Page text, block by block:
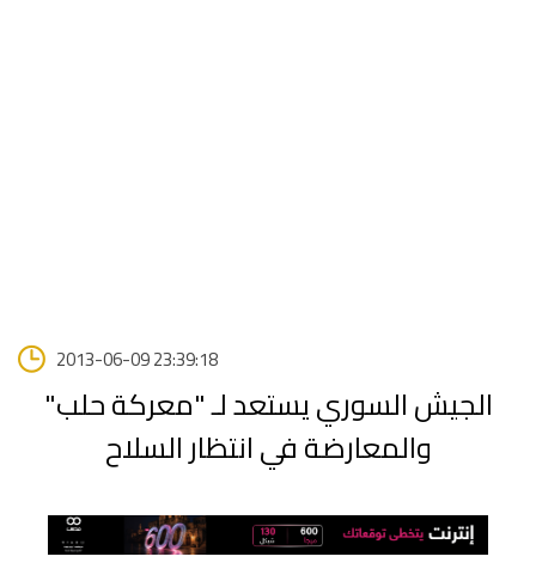
2013-06-09 23:39:18
الجيش السوري يستعد لـ "معركة حلب"
والمعارضة في انتظار السلاح